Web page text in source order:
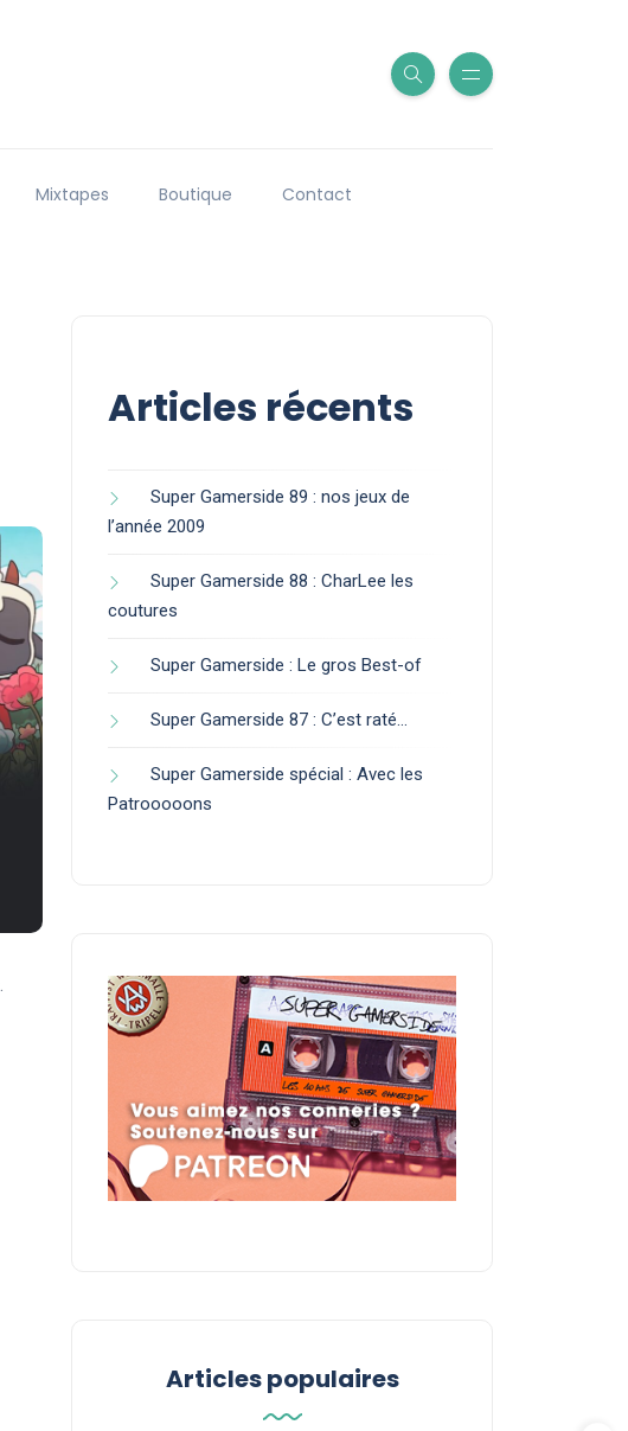
Mixtapes Boutique Contact
Articles récents
Super Gamerside 89 : nos jeux de
l’année 2009
Super Gamerside 88 : CharLee les
coutures
Super Gamerside : Le gros Best-of
Super Gamerside 87 : C’est raté…
Super Gamerside spécial : Avec les
Patrooooons
Articles populaires